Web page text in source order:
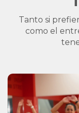
Tanto si
como el